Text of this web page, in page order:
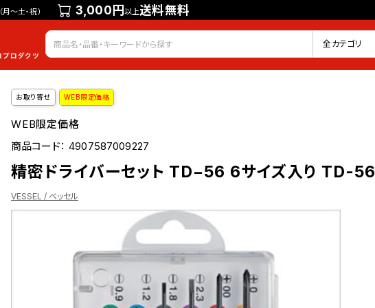
（月～土・祝） 3,000円以上送料無料
会員登録 ログイン お気に入り
全カテゴリ
お取り寄せ WEB限定価格
WEB限定価格
商品コード：4907587009227
精密ドライバーセット TD−56 6サイズ入り TD-56
VESSEL / ベッセル